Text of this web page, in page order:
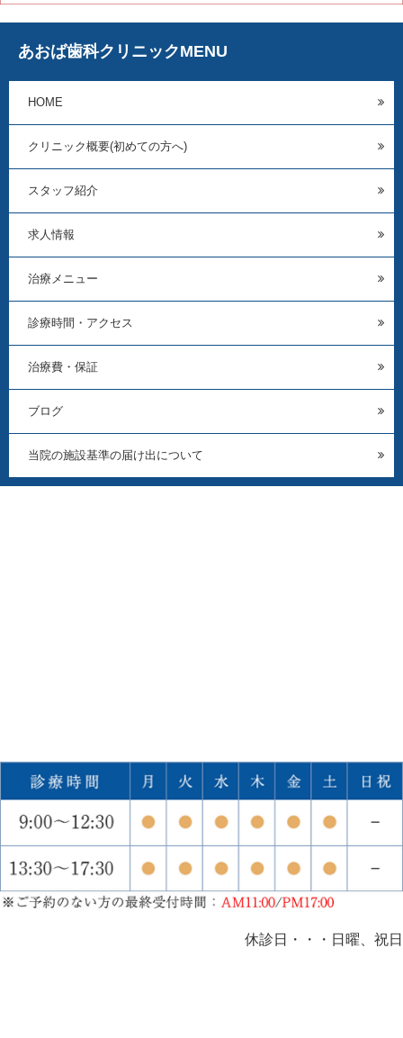
あおば歯科クリニックMENU
HOME
クリニック概要(初めての方へ)
スタッフ紹介
求人情報
治療メニュー
診療時間・アクセス
治療費・保証
ブログ
当院の施設基準の届け出について
休診日・・・日曜、祝日